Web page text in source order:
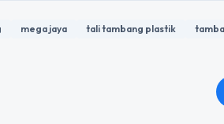
mega jaya tali tambang plastik